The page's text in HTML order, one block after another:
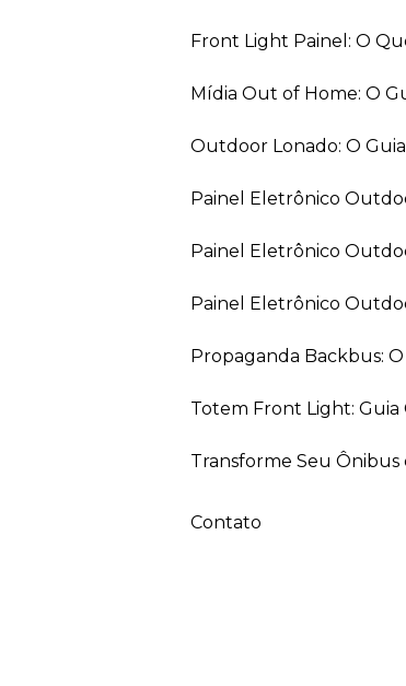
Front Light Painel: O
Mídia Out of Home: O
Outdoor Lonado: O
Painel Eletrônico
Painel Eletrônico
Painel Eletrônico
Propaganda Backbus:
Totem Front Light:
Transforme Seu
Contato